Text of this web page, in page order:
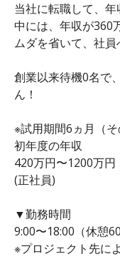
当社に転職して、年
中には、年収が360
ムダを省いて、社員
創業以来待機0名で
ん！
※試用期間6ヵ月（そ
初年度の年収
420万円〜1200万円
(正社員)
▼勤務時間
9:00〜18:00（休憩60
※プロジェクト先に